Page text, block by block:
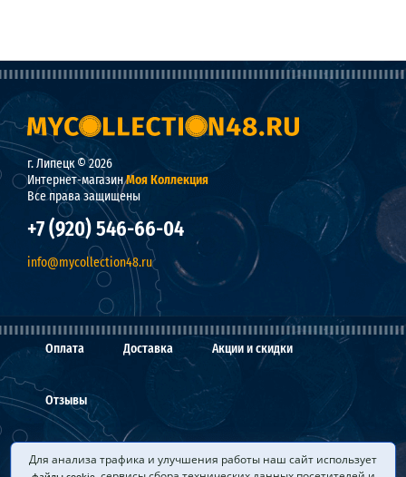
г. Липецк © 2026
Интернет-магазинМоя Коллекция
Все права защищены
+7 (920) 546-66-04
info@mycollection48.ru
Оплата Доставка Акции и скидки
Отзывы
Мы покупаем Вопросы и ответы
Для анализа трафика и улучшения работы наш сайт использует